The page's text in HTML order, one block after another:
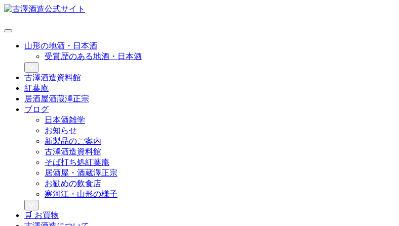
山形の地酒・日本酒
受賞歴のある地酒・日本酒
古澤酒造資料館
紅葉庵
居酒屋酒蔵澤正宗
ブログ
日本酒雑学
お知らせ
新製品のご案内
古澤酒造資料館
そば打ち処紅葉庵
居酒屋・酒蔵澤正宗
お勧めの飲食店
寒河江・山形の様子
🛒 お買物